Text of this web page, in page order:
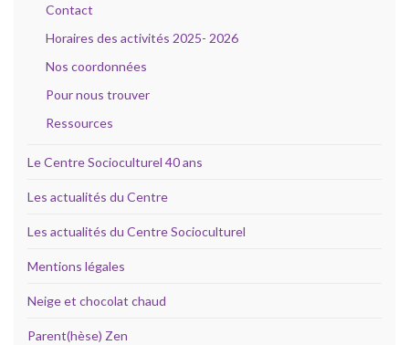
Contact
Horaires des activités 2025- 2026
Nos coordonnées
Pour nous trouver
Ressources
Le Centre Socioculturel 40 ans
Les actualités du Centre
Les actualités du Centre Socioculturel
Mentions légales
Neige et chocolat chaud
Parent(hèse) Zen